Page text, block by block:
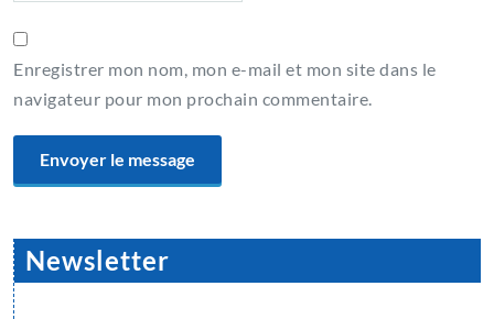
Enregistrer mon nom, mon e-mail et mon site dans le
navigateur pour mon prochain commentaire.
Newsletter